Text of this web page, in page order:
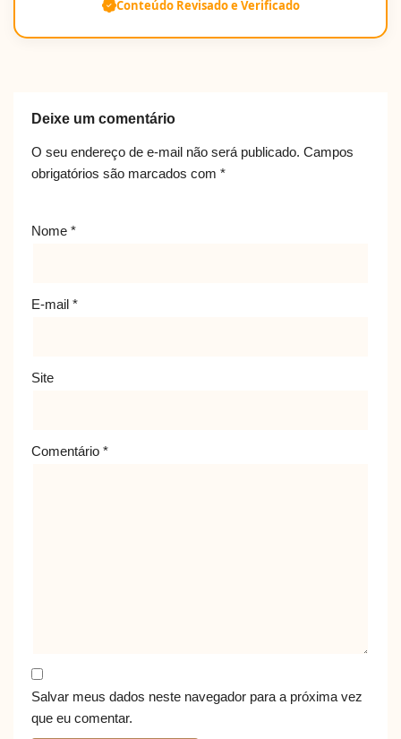
Conteúdo Revisado e Verificado
Deixe um comentário
O seu endereço de e-mail não será publicado. Campos
obrigatórios são marcados com *
Nome *
E-mail *
Site
Comentário *
Salvar meus dados neste navegador para a próxima vez
que eu comentar.